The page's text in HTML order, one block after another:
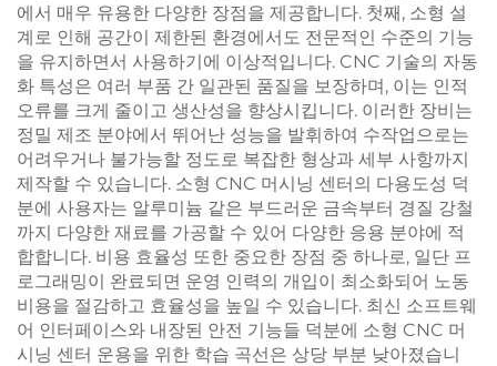
에서 매우 유용한 다양한 장점을 제공합니다. 첫째, 소형 설
계로 인해 공간이 제한된 환경에서도 전문적인 수준의 기능
을 유지하면서 사용하기에 이상적입니다. CNC 기술의 자동
화 특성은 여러 부품 간 일관된 품질을 보장하며, 이는 인적
오류를 크게 줄이고 생산성을 향상시킵니다. 이러한 장비는
정밀 제조 분야에서 뛰어난 성능을 발휘하여 수작업으로는
어려우거나 불가능할 정도로 복잡한 형상과 세부 사항까지
제작할 수 있습니다. 소형 CNC 머시닝 센터의 다용도성 덕
분에 사용자는 알루미늄 같은 부드러운 금속부터 경질 강철
까지 다양한 재료를 가공할 수 있어 다양한 응용 분야에 적
합합니다. 비용 효율성 또한 중요한 장점 중 하나로, 일단 프
로그래밍이 완료되면 운영 인력의 개입이 최소화되어 노동
비용을 절감하고 효율성을 높일 수 있습니다. 최신 소프트웨
어 인터페이스와 내장된 안전 기능들 덕분에 소형 CNC 머
시닝 센터 운용을 위한 학습 곡선은 상당 부분 낮아졌습니